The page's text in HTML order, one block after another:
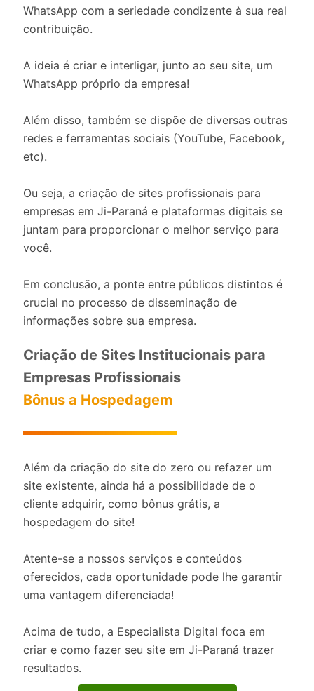
WhatsApp com a seriedade condizente à sua real
contribuição.
A ideia é criar e interligar, junto ao seu site, um
WhatsApp próprio da empresa!
Além disso, também se dispõe de diversas outras
redes e ferramentas sociais (YouTube, Facebook,
etc).
Ou seja, a criação de sites profissionais para
empresas em Ji-Paraná e plataformas digitais se
juntam para proporcionar o melhor serviço para
você.
Em conclusão, a ponte entre públicos distintos é
crucial no processo de disseminação de
informações sobre sua empresa.
Criação de Sites Institucionais para
Empresas Profissionais
Bônus a Hospedagem
Além da criação do site do zero ou refazer um
site existente, ainda há a possibilidade de o
cliente adquirir, como bônus grátis, a
hospedagem do site!
Atente-se a nossos serviços e conteúdos
oferecidos, cada oportunidade pode lhe garantir
uma vantagem diferenciada!
Acima de tudo, a Especialista Digital foca em
criar e como fazer seu site em Ji-Paraná trazer
resultados.